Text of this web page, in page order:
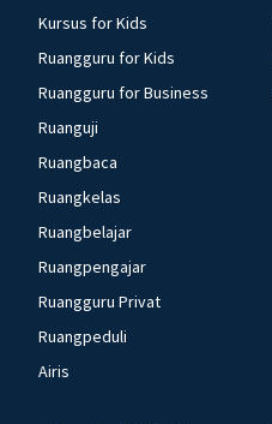
Kursus for Kids
Ruangguru for Kids
Ruangguru for Business
Ruanguji
Ruangbaca
Ruangkelas
Ruangbelajar
Ruangpengajar
Ruangguru Privat
Ruangpeduli
Airis